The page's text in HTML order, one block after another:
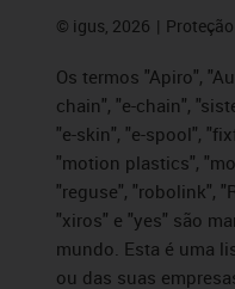
© igus, 2026
Os termos "Apiro",
chain", "e-chain",
"e-skin", "e-spool",
"motion plastics",
"reguse", "robolink",
"xiros" e "yes" são
mundo. Esta é uma
ou das suas